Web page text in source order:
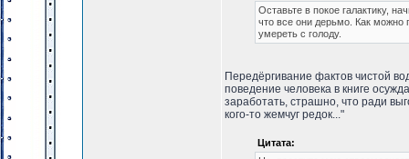
Оставьте в покое галактику,
что все они дерьмо. Как можно
умереть с голоду.
Передёргивание фактов чистой
поведение человека в книге
заработать, страшно, что ради
кого-то жемчуг редок..."
Цитата: